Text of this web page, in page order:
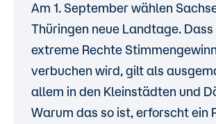
Am 1. September wählen
Thüringen neue Landtage. Dass
extreme Rechte
verbuchen wird, gilt als
allem in den Kleinstädten und
Warum das so ist, erforscht ein